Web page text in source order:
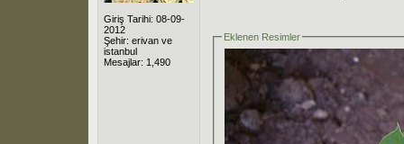
Giriş Tarihi: 08-09-
2012
Şehir: erivan ve
istanbul
Mesajlar: 1,490
Eklenen Resimler